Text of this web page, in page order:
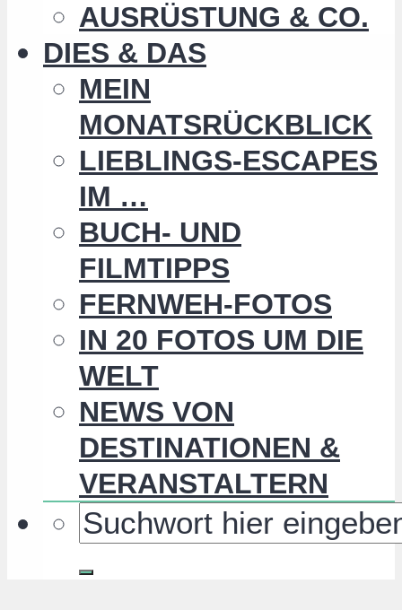
AUSRÜSTUNG & CO.
DIES & DAS
MEIN
MONATSRÜCKBLICK
LIEBLINGS-ESCAPES
IM …
BUCH- UND
FILMTIPPS
FERNWEH-FOTOS
IN 20 FOTOS UM DIE
WELT
NEWS VON
DESTINATIONEN &
VERANSTALTERN